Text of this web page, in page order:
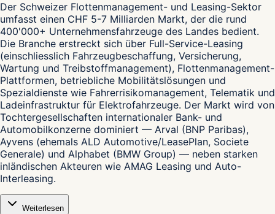
Der Schweizer Flottenmanagement- und Leasing-Sektor
umfasst einen CHF 5-7 Milliarden Markt, der die rund
400'000+ Unternehmensfahrzeuge des Landes bedient.
Die Branche erstreckt sich über Full-Service-Leasing
(einschliesslich Fahrzeugbeschaffung, Versicherung,
Wartung und Treibstoffmanagement), Flottenmanagement-
Plattformen, betriebliche Mobilitätslösungen und
Spezialdienste wie Fahrerrisikomanagement, Telematik und
Ladeinfrastruktur für Elektrofahrzeuge. Der Markt wird von
Tochtergesellschaften internationaler Bank- und
Automobilkonzerne dominiert — Arval (BNP Paribas),
Ayvens (ehemals ALD Automotive/LeasePlan, Societe
Generale) und Alphabet (BMW Group) — neben starken
inländischen Akteuren wie AMAG Leasing und Auto-
Interleasing.
Weiterlesen